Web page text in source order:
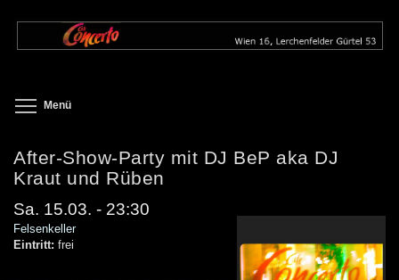
zum
Menü
After-Show-Party mit DJ BeP aka DJ
Kraut und Rüben
Sa. 15.03. - 23:30
Felsenkeller
Eintritt: frei